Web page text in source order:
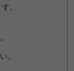
す。
。